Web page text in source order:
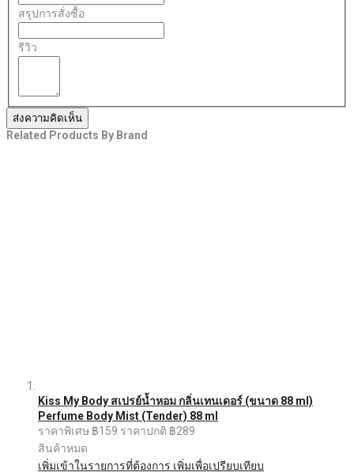
สรุปการสั่งซื้อ
รีวิว
ส่งความคิดเห็น
Related Products By Brand
Kiss My Body สเปรย์น้ำหอม กลิ่นเทนเดอร์ (ขนาด 88 ml)
Perfume Body Mist (Tender) 88 ml
ราคาพิเศษ ฿159 ราคาปกติ ฿289
สินค้าหมด
เพิ่มเข้าในรายการที่ต้องการ เพิ่มเพื่อเปรียบเทียบ